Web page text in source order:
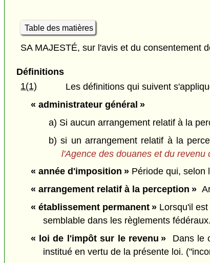
Table des matières
SA MAJESTÉ, sur l'avis et du consentement
Définitions
1(1)
Les définitions qui suivent
« administrateur général »
a) Si aucun arrangement relatif à la
b) si un arrangement relatif à la
l'Agence des douanes et du revenu
« année d'imposition »Période qui, selon
« arrangement relatif à la perception »
« établissement permanent »Lorsqu'il est
semblable dans les règlements
« loi de l'impôt sur le revenu »Dans le
institué en vertu de la présente loi.